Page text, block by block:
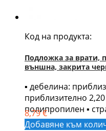
Код на продукта:
Подложка за врати,
външна, закрита
▪ дебелина:
приблизително
полипропилен ▪
8,79 €
Добавяне към